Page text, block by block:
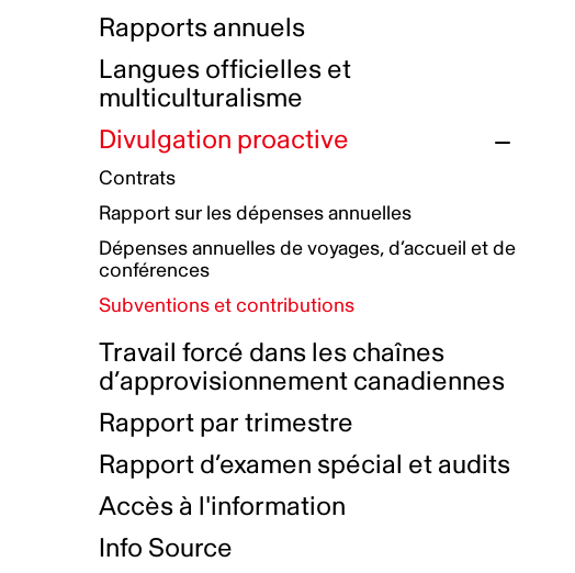
Initiatives autochtones
Plan de réconciliation autochtone
Groupe de travail autochtone
Principes directeurs sur le
harcèlement
Plan d’action pour la parité
Plan d'équité, de diversité,
d'inclusion et d'accessibilité
Boîte à outils pour le récit authentique
Collecte de données et l’auto-identification
Plan d'accessibilité
Rémunération et avantages
Prix et certifications
Nos valeurs d’entreprise
Rapports annuels
Langues officielles et
multiculturalisme
Divulgation proactive
Contrats
Rapport sur les dépenses annuelles
Dépenses annuelles de voyages, d’accueil et de
conférences
Subventions et contributions
Travail forcé dans les chaînes
d’approvisionnement canadiennes
Rapport par trimestre
Rapport d’examen spécial et audits
Accès à l'information
Info Source